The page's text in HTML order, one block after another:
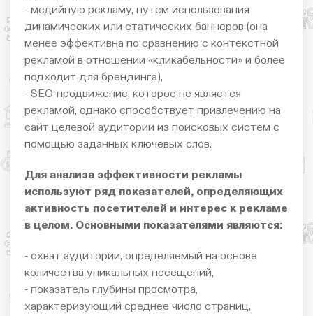
- медийную рекламу, путем использования
динамических или статических баннеров (она
менее эффективна по сравнению с контекстной
рекламой в отношении «кликабельности» и более
подходит для брендинга),
- SEO-продвижение, которое не является
рекламой, однако способствует привлечению на
сайт целевой аудитории из поисковых систем с
помощью заданных ключевых слов.
Для анализа эффективности рекламы
используют ряд показателей, определяющих
активность посетителей и интерес к рекламе
в целом. Основными показателями являются:
- охват аудитории, определяемый на основе
количества уникальных посещений,
- показатель глубины просмотра,
характеризующий среднее число страниц,